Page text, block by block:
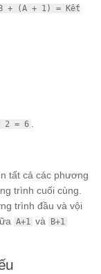
+ (A + 1) = Kết
2 = 6 .
tất cả các phương
trình cuối cùng.
trình đầu và vội
A+1 và B+1